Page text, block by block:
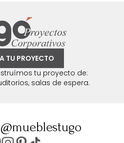
TU PROYECTO
tu proyecto de:
salas de espera.